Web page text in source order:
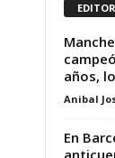
años,
Anibal
En